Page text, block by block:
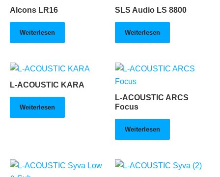
Alcons LR16
Weiterlesen
SLS Audio LS 8800
Weiterlesen
L-ACOUSTIC KARA
Weiterlesen
L-ACOUSTIC ARCS
Focus
Weiterlesen